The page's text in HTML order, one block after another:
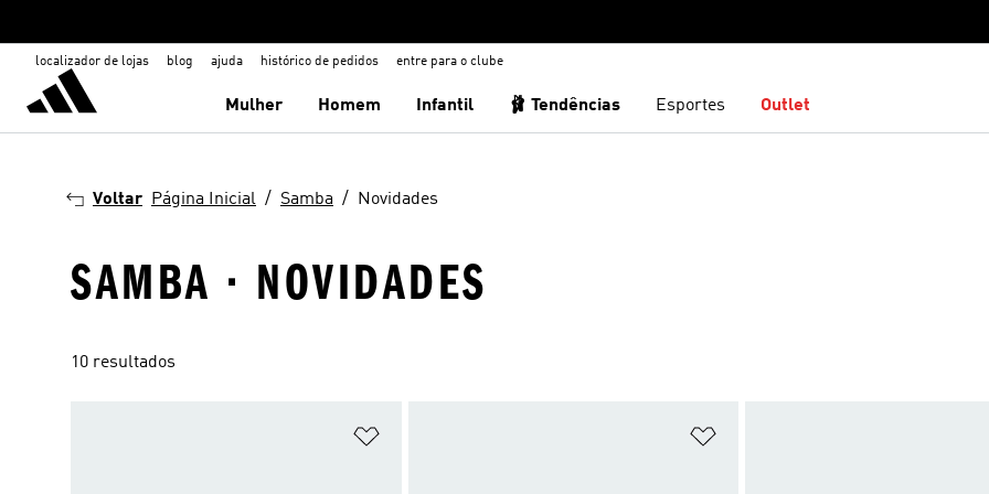
localizador de lojas blog ajuda histórico de pedidos entre para o clube
Mulher Homem Infantil 🩰 Tendências Esportes Outlet
Voltar Página Inicial Samba Novidades
SAMBA · NOVIDADES
10 resultados